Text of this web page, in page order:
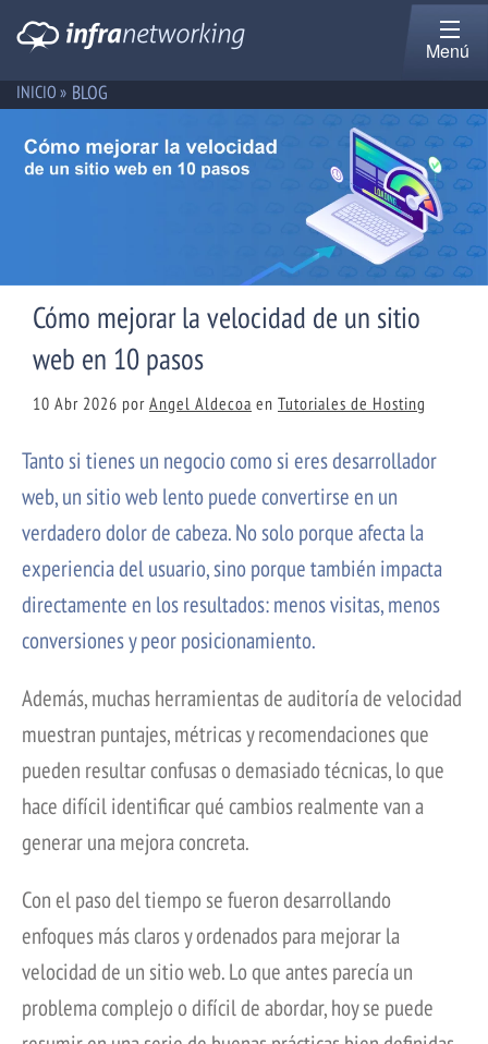
Menú
INICIO » BLOG
Cómo mejorar la velocidad de un sitio
web en 10 pasos
10 Abr 2026 por Angel Aldecoa en Tutoriales de Hosting
Tanto si tienes un negocio como si eres desarrollador
web, un sitio web lento puede convertirse en un
verdadero dolor de cabeza. No solo porque afecta la
experiencia del usuario, sino porque también impacta
directamente en los resultados: menos visitas, menos
conversiones y peor posicionamiento.
Además, muchas herramientas de auditoría de velocidad
muestran puntajes, métricas y recomendaciones que
pueden resultar confusas o demasiado técnicas, lo que
hace difícil identificar qué cambios realmente van a
generar una mejora concreta.
Con el paso del tiempo se fueron desarrollando
enfoques más claros y ordenados para mejorar la
velocidad de un sitio web. Lo que antes parecía un
problema complejo o difícil de abordar, hoy se puede